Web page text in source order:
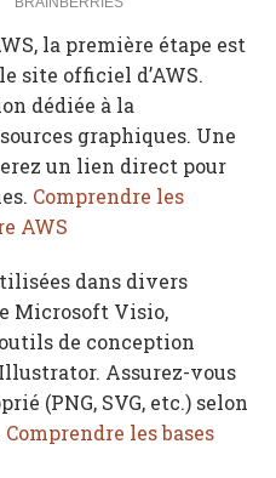
la première étape est
site officiel d’AWS.
dédiée à la
graphiques. Une
un lien direct pour
Comprendre les
AWS
dans divers
Microsoft Visio,
de conception
Assurez-vous
(PNG, SVG, etc.) selon
Comprendre les bases